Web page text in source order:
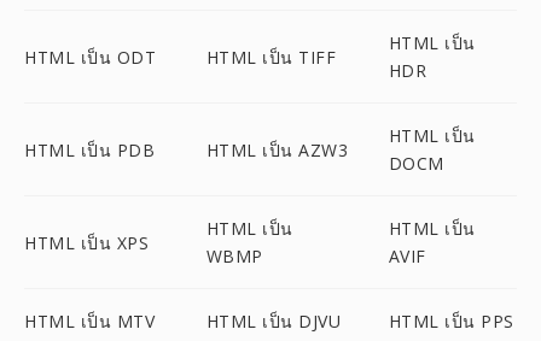
HTML เป็น ODT HTML เป็น TIFF
HTML เป็น
HDR
HTML เป็น PDB HTML เป็น AZW3
HTML เป็น
DOCM
HTML เป็น XPS
HTML เป็น
WBMP
HTML เป็น
AVIF
HTML เป็น MTV HTML เป็น DJVU HTML เป็น PPS